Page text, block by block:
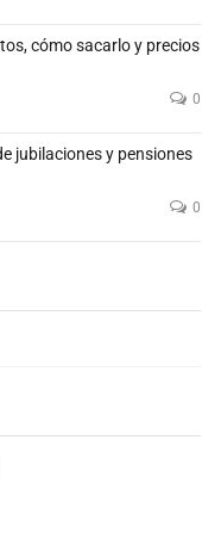
cómo sacarlo y precios
0
jubilaciones y pensiones
0